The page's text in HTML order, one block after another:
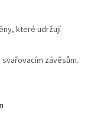
které udržují
závěsům.